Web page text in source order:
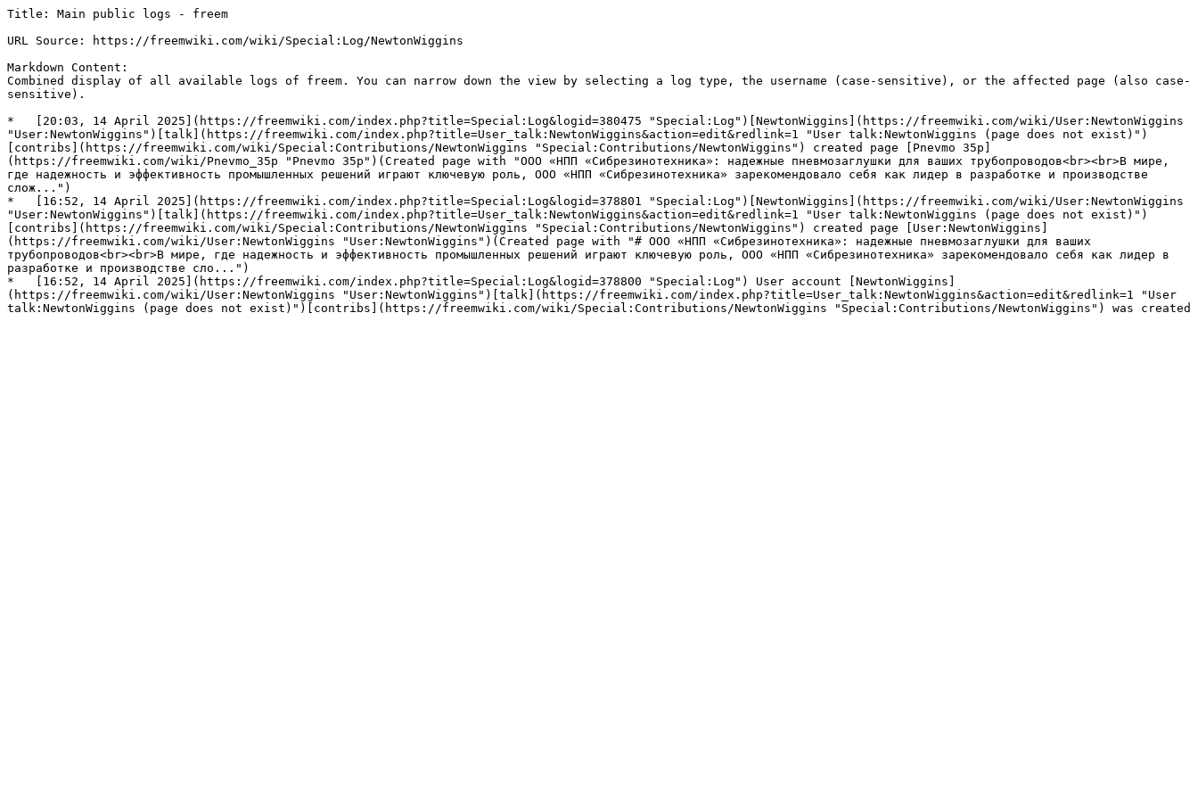
Title: Main public logs - freem
URL Source: https://freemwiki.com/wiki/Special:Log/NewtonWiggins
Markdown Content:
Combined display of all available logs of freem. You can narrow down the view by selecting a log type, the username (case-sensitive), or the affected page (also case-
sensitive).
*   [20:03, 14 April 2025](https://freemwiki.com/index.php?title=Special:Log&logid=380475 "Special:Log")[NewtonWiggins](https://freemwiki.com/wiki/User:NewtonWiggins
"User:NewtonWiggins")[talk](https://freemwiki.com/index.php?title=User_talk:NewtonWiggins&action=edit&redlink=1 "User talk:NewtonWiggins (page does not exist)")
[contribs](https://freemwiki.com/wiki/Special:Contributions/NewtonWiggins "Special:Contributions/NewtonWiggins") created page [Pnevmo 35p]
(https://freemwiki.com/wiki/Pnevmo_35p "Pnevmo 35p")(Created page with "ООО «НПП «Сибрезинотехника»: надежные пневмозаглушки для ваших трубопроводов<br><br>В мире,
где надежность и эффективность промышленных решений играют ключевую роль, ООО «НПП «Сибрезинотехника» зарекомендовало себя как лидер в разработке и производстве
слож...")
*   [16:52, 14 April 2025](https://freemwiki.com/index.php?title=Special:Log&logid=378801 "Special:Log")[NewtonWiggins](https://freemwiki.com/wiki/User:NewtonWiggins
"User:NewtonWiggins")[talk](https://freemwiki.com/index.php?title=User_talk:NewtonWiggins&action=edit&redlink=1 "User talk:NewtonWiggins (page does not exist)")
[contribs](https://freemwiki.com/wiki/Special:Contributions/NewtonWiggins "Special:Contributions/NewtonWiggins") created page [User:NewtonWiggins]
(https://freemwiki.com/wiki/User:NewtonWiggins "User:NewtonWiggins")(Created page with "# ООО «НПП «Сибрезинотехника»: надежные пневмозаглушки для ваших
трубопроводов<br><br>В мире, где надежность и эффективность промышленных решений играют ключевую роль, ООО «НПП «Сибрезинотехника» зарекомендовало себя как лидер в
разработке и производстве сло...")
*   [16:52, 14 April 2025](https://freemwiki.com/index.php?title=Special:Log&logid=378800 "Special:Log") User account [NewtonWiggins]
(https://freemwiki.com/wiki/User:NewtonWiggins "User:NewtonWiggins")[talk](https://freemwiki.com/index.php?title=User_talk:NewtonWiggins&action=edit&redlink=1 "User